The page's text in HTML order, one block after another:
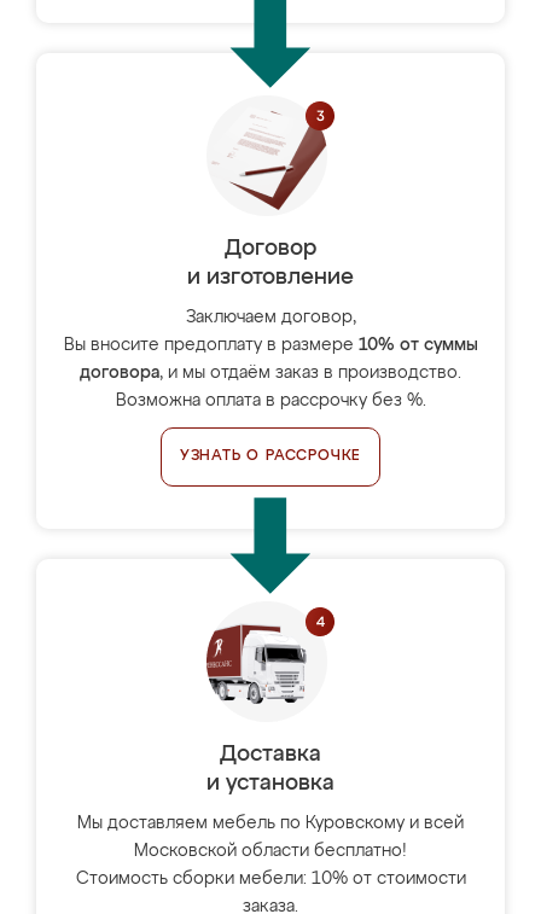
Договор
и изготовление
Заключаем договор,
Вы вносите предоплату в размере 10% от суммы
договора, и мы отдаём заказ в производство.
Возможна оплата в рассрочку без %.
УЗНАТЬ О РАССРОЧКЕ
Доставка
и установка
Мы доставляем мебель по Куровскому и всей
Московской области бесплатно!
Стоимость сборки мебели: 10% от стоимости
заказа.